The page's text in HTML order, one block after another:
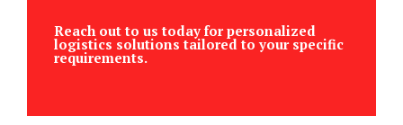
Reach out to us today for personalized
logistics solutions tailored to your specific
requirements.